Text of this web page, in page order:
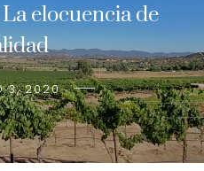
elocuencia de
3, 2020